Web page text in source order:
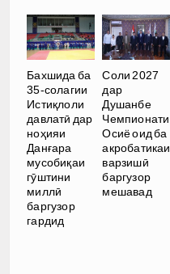
Бахшида ба
35-солагии
Истиқлоли
давлатӣ дар
ноҳияи
Данғара
мусобиқаи
гӯштини
миллӣ
баргузор
гардид
Соли 2027
дар
Душанбе
Чемпионати
Осиё оид ба
акробатикаи
варзишӣ
баргузор
мешавад